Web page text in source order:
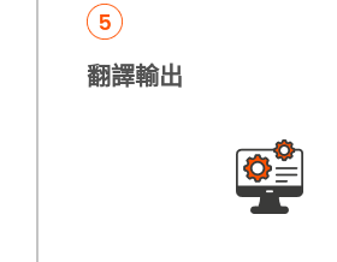
翻譯輸出